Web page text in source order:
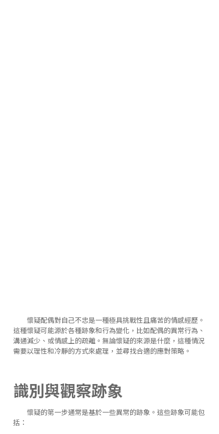
懷疑配偶對自己不忠是一種極具挑戰性且痛苦的情感經歷。
這種懷疑可能源於各種跡象和行為變化，比如配偶的異常行為、
溝通減少、或情感上的疏離。無論懷疑的來源是什麼，這種情況
需要以理性和冷靜的方式來處理，並尋找合適的應對策略。
識別與觀察跡象
懷疑的第一步通常是基於一些異常的跡象。這些跡象可能包
括：